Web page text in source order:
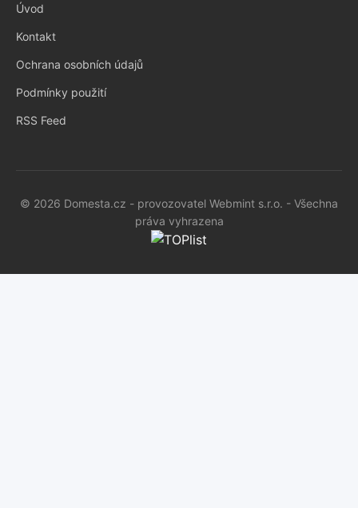
Úvod
Kontakt
Ochrana osobních údajů
Podmínky použití
RSS Feed
© 2026 Domesta.cz - provozovatel Webmint s.r.o. - Všechna
práva vyhrazena